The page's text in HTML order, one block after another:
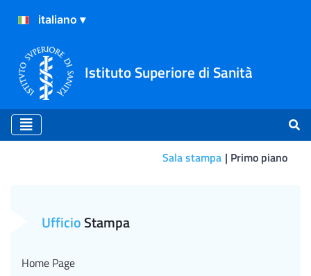
Istituto Superiore di Sanità
Sala stampa Primo piano
UfficioStampa
Home Page